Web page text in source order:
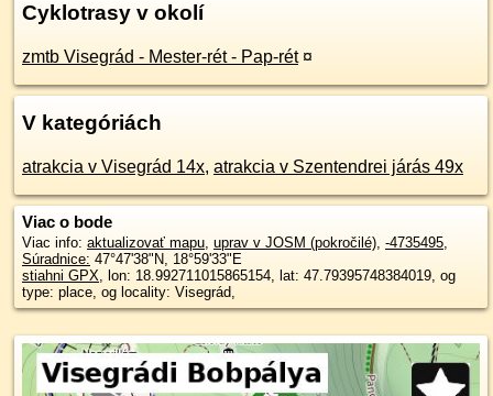
Cyklotrasy v okolí
zmtb Visegrád - Mester-rét - Pap-rét‬ ¤
V kategóriách
atrakcia v Visegrád 14x, atrakcia v Szentendrei járás 49x
Viac o bode
Viac info: aktualizovať mapu, uprav v JOSM (pokročilé), -4735495,
Súradnice: 47°47'38"N, 18°59'33"E
stiahni GPX, lon: 18.992711015865154, lat: 47.79395748384019, og
type: place, og locality: Visegrád,